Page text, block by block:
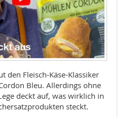
den Fleisch-Käse-Klassiker
Bleu. Allerdings ohne
deckt auf, was wirklich in
steckt.